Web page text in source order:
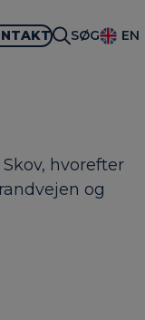
SØG EN
hvorefter
og